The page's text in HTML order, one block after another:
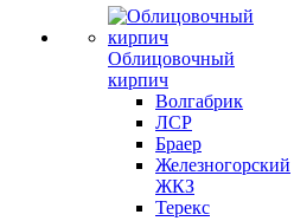
Облицовочный
кирпич
Волгабрик
ЛСР
Браер
Железногорский
ЖКЗ
Терекс